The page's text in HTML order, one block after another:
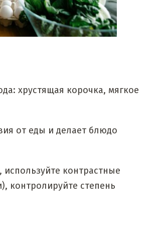
хрустящая корочка, мягкое
от еды и делает блюдо
контрастные
контролируйте степень